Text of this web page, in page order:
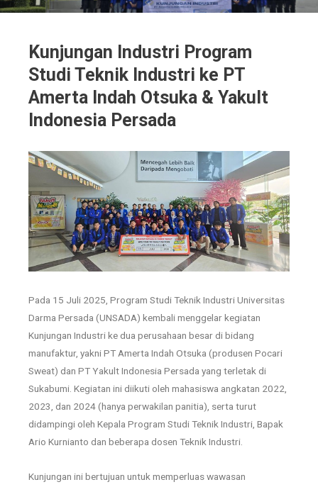
Kunjungan Industri Program
Studi Teknik Industri ke PT
Amerta Indah Otsuka & Yakult
Indonesia Persada
Pada 15 Juli 2025, Program Studi Teknik Industri Universitas
Darma Persada (UNSADA) kembali menggelar kegiatan
Kunjungan Industri ke dua perusahaan besar di bidang
manufaktur, yakni PT Amerta Indah Otsuka (produsen Pocari
Sweat) dan PT Yakult Indonesia Persada yang terletak di
Sukabumi. Kegiatan ini diikuti oleh mahasiswa angkatan 2022,
2023, dan 2024 (hanya perwakilan panitia), serta turut
didampingi oleh Kepala Program Studi Teknik Industri, Bapak
Ario Kurnianto dan beberapa dosen Teknik Industri.
Kunjungan ini bertujuan untuk memperluas wawasan